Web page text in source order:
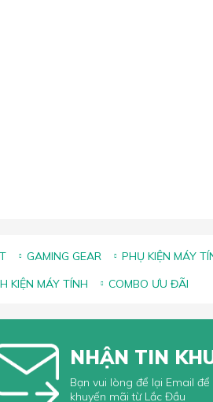
GAMING GEAR PHỤ KIỆN MÁY
KIỆN MÁY TÍNH COMBO ƯU ĐÃI
NHẬN TIN
Bạn vui lòng để lại Email
khuyến mãi từ Lắc Đầu